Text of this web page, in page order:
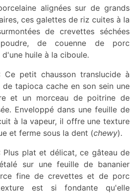
alignées sur de grands
ces galettes de riz cuites à la
de crevettes séchées
de couenne de porc
huile à la ciboule.
Ce petit chausson translucide à
tapioca cache en son sein une
et un morceau de poitrine de
Enveloppé dans une feuille de
à la vapeur, il offre une texture
et ferme sous la dent (chewy).
Plus plat et délicat, ce gâteau de
sur une feuille de bananier
fine de crevettes et de porc
est si fondante qu'elle